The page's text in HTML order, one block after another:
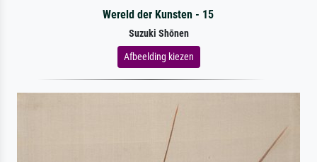
Wereld der Kunsten - 15
Suzuki Shōnen
Afbeelding kiezen